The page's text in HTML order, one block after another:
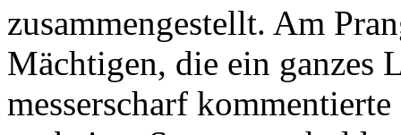
zusammengestellt. Am
Mächtigen, die ein ganzes
messerscharf